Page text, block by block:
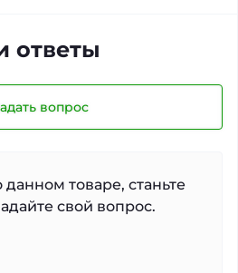
ответы
вопрос
товаре, станьте
свой вопрос.